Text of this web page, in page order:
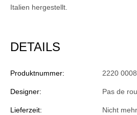
Italien hergestellt.
DETAILS
Produktnummer: 2220
Designer: Pas de
Lieferzeit: Nicht